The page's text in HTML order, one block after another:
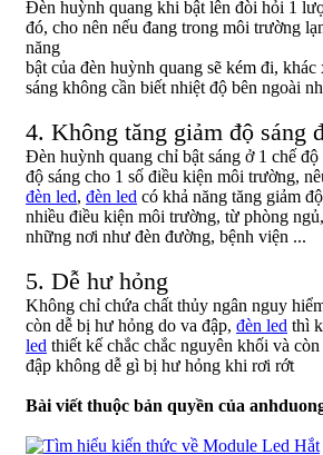
Đèn huỳnh quang khi bật lên đòi hỏi 1
đó, cho nên nếu đang trong môi trường
năng
bật của đèn huỳnh quang sẽ kém đi,
sáng không cần biết nhiệt độ bên ngoài
4. Không tăng giảm độ sáng
Đèn huỳnh quang chỉ bật sáng ở 1 chế
độ sáng cho 1 số điều kiện môi trường,
đèn led, đèn led có khả năng tăng giảm
nhiều điều kiện môi trường, từ phòng
những nơi như đèn đường, bệnh viện ...
5. Dễ hư hỏng
Không chỉ chứa chất thủy ngân nguy
còn dễ bị hư hỏng do va đập, đèn led thì
led thiết kế chắc chắc nguyên khối và
đập không dễ gì bị hư hỏng khi rơi rớt
Bài viết thuộc bản quyền của